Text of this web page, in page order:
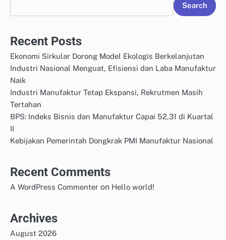
Search
Recent Posts
Ekonomi Sirkular Dorong Model Ekologis Berkelanjutan
Industri Nasional Menguat, Efisiensi dan Laba Manufaktur
Naik
Industri Manufaktur Tetap Ekspansi, Rekrutmen Masih
Tertahan
BPS: Indeks Bisnis dan Manufaktur Capai 52,31 di Kuartal
II
Kebijakan Pemerintah Dongkrak PMI Manufaktur Nasional
Recent Comments
A WordPress Commenter on Hello world!
Archives
August 2026